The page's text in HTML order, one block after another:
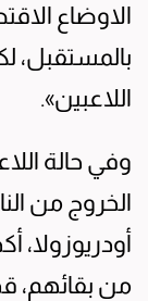
الاوضاع
بالمستقبل،
اللاعبين».
وفي حالة
الخروج من
أودريوزولا،
من بقائهم،